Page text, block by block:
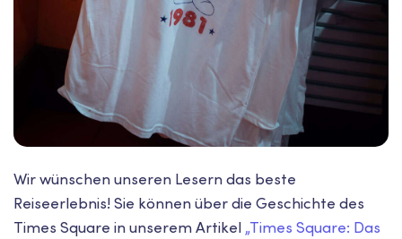
Wir wünschen unseren Lesern das beste
Reiseerlebnis! Sie können über die Geschichte des
Times Square in unserem Artikel „Times Square: Das